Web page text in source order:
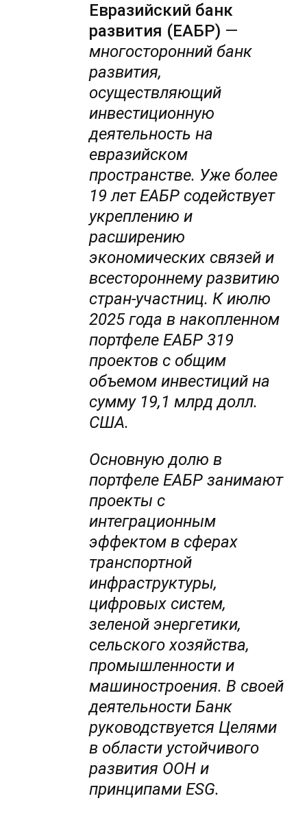
Евразийский банк
развития (ЕАБР) —
многосторонний банк
развития,
осуществляющий
инвестиционную
деятельность на
евразийском
пространстве. Уже более
19 лет ЕАБР содействует
укреплению и
расширению
экономических связей и
всестороннему развитию
стран-участниц. К июлю
2025 года в накопленном
портфеле ЕАБР 319
проектов с общим
объемом инвестиций на
сумму 19,1 млрд долл.
США.
Основную долю в
портфеле ЕАБР занимают
проекты с
интеграционным
эффектом в сферах
транспортной
инфраструктуры,
цифровых систем,
зеленой энергетики,
сельского хозяйства,
промышленности и
машиностроения. В своей
деятельности Банк
руководствуется Целями
в области устойчивого
развития ООН и
принципами ESG.